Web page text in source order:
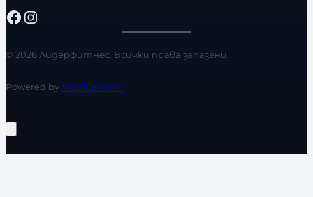
Facebook Instagram
© 2026 Лидерфитнес. Всички права запазени.
Powered byWebStation™